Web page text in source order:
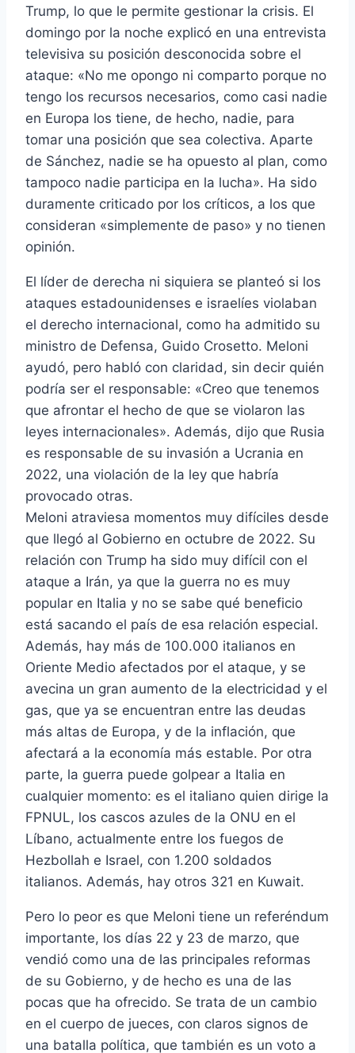
Trump, lo que le permite gestionar la crisis. El
domingo por la noche explicó en una entrevista
televisiva su posición desconocida sobre el
ataque: «No me opongo ni comparto porque no
tengo los recursos necesarios, como casi nadie
en Europa los tiene, de hecho, nadie, para
tomar una posición que sea colectiva. Aparte
de Sánchez, nadie se ha opuesto al plan, como
tampoco nadie participa en la lucha». Ha sido
duramente criticado por los críticos, a los que
consideran «simplemente de paso» y no tienen
opinión.
El líder de derecha ni siquiera se planteó si los
ataques estadounidenses e israelíes violaban
el derecho internacional, como ha admitido su
ministro de Defensa, Guido Crosetto. Meloni
ayudó, pero habló con claridad, sin decir quién
podría ser el responsable: «Creo que tenemos
que afrontar el hecho de que se violaron las
leyes internacionales». Además, dijo que Rusia
es responsable de su invasión a Ucrania en
2022, una violación de la ley que habría
provocado otras.
Meloni atraviesa momentos muy difíciles desde
que llegó al Gobierno en octubre de 2022. Su
relación con Trump ha sido muy difícil con el
ataque a Irán, ya que la guerra no es muy
popular en Italia y no se sabe qué beneficio
está sacando el país de esa relación especial.
Además, hay más de 100.000 italianos en
Oriente Medio afectados por el ataque, y se
avecina un gran aumento de la electricidad y el
gas, que ya se encuentran entre las deudas
más altas de Europa, y de la inflación, que
afectará a la economía más estable. Por otra
parte, la guerra puede golpear a Italia en
cualquier momento: es el italiano quien dirige la
FPNUL, los cascos azules de la ONU en el
Líbano, actualmente entre los fuegos de
Hezbollah e Israel, con 1.200 soldados
italianos. Además, hay otros 321 en Kuwait.
Pero lo peor es que Meloni tiene un referéndum
importante, los días 22 y 23 de marzo, que
vendió como una de las principales reformas
de su Gobierno, y de hecho es una de las
pocas que ha ofrecido. Se trata de un cambio
en el cuerpo de jueces, con claros signos de
una batalla política, que también es un voto a